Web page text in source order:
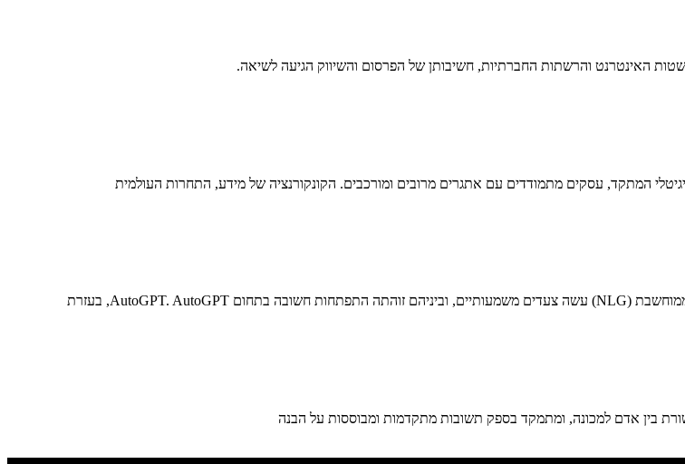
האינטרנט והרשתות החברתיות, חשיבותן של הפרסום והשיווק הגיעה לשיאה.
המתקד, עסקים מתמודדים עם אתגרים מרובים ומורכבים. הקונקורנציה של מידע, התחרות העולמית